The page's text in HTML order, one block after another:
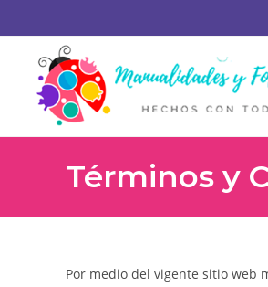
Términos y
Por medio del vigente sitio web